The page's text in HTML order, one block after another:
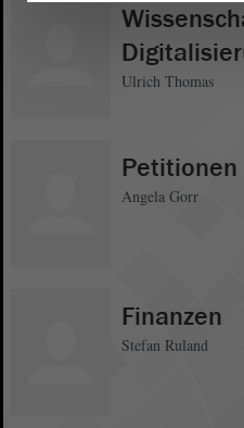
Ulrich Thomas
Petitionen
Angela Gorr
Finanzen
Stefan Ruland